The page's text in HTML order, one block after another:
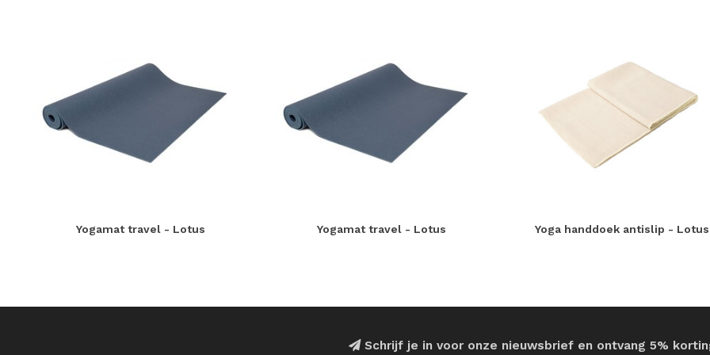
Yogamat travel - Lotus Yogamat travel - Lotus Yoga handdoek antislip - Lotus
Schrijf je in voor onze nieuwsbrief en ontvang 5%